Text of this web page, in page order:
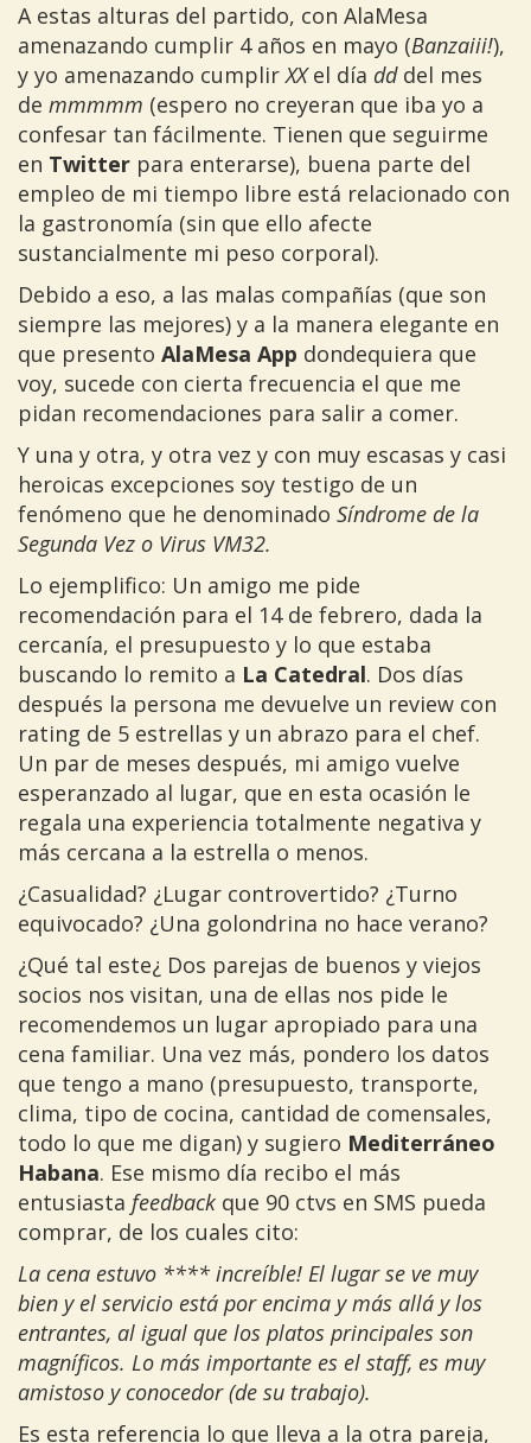
A estas alturas del partido, con AlaMesa
amenazando cumplir 4 años en mayo (Banzaiii!),
y yo amenazando cumplirXXel día dddel mes
de mmmmm (espero no creyeran que iba yo a
confesar tan fácilmente. Tienen que seguirme
en Twitter para enterarse), buena parte del
empleo de mi tiempo libre está relacionado con
la gastronomía (sin que ello afecte
sustancialmente mi peso corporal).
Debido a eso, a las malas compañías (que son
siempre las mejores) y a la manera elegante en
que presento AlaMesa App dondequiera que
voy, sucede con cierta frecuencia el que me
pidan recomendaciones para salir a comer.
Y una y otra, y otra vez y con muy escasas y casi
heroicas excepciones soy testigo de un
fenómeno que he denominado Síndrome de la
Segunda Vez o Virus VM32.
Lo ejemplifico: Un amigo me pide
recomendación para el 14 de febrero, dada la
cercanía, el presupuesto y lo que estaba
buscando lo remito a La Catedral. Dos días
después la persona me devuelve un review con
rating de 5 estrellas y un abrazo para el chef.
Un par de meses después, mi amigo vuelve
esperanzado al lugar, que en esta ocasión le
regala una experiencia totalmente negativa y
más cercana a la estrella o menos.
¿Casualidad? ¿Lugar controvertido? ¿Turno
equivocado? ¿Una golondrina no hace verano?
¿Qué tal este¿ Dos parejas de buenos y viejos
socios nos visitan, una de ellas nos pide le
recomendemos un lugar apropiado para una
cena familiar. Una vez más, pondero los datos
que tengo a mano (presupuesto, transporte,
clima, tipo de cocina, cantidad de comensales,
todo lo que me digan) y sugiero Mediterráneo
Habana. Ese mismo día recibo el más
entusiasta feedback que 90 ctvs en SMS pueda
comprar, de los cuales cito:
La cena estuvo **** increíble! El lugar se ve muy
bien y el servicio está por encima y más allá y los
entrantes, al igual que los platos principales son
magníficos. Lo más importante es el staff, es muy
amistoso y conocedor (de su trabajo).
Es esta referencia lo que lleva a la otra pareja,